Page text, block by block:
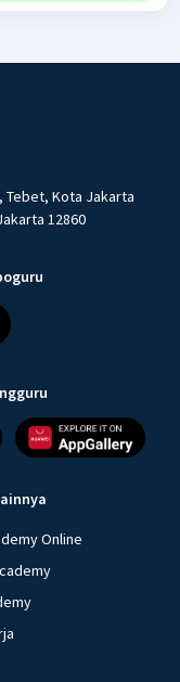
Tebet, Kota Jakarta
12860
Online